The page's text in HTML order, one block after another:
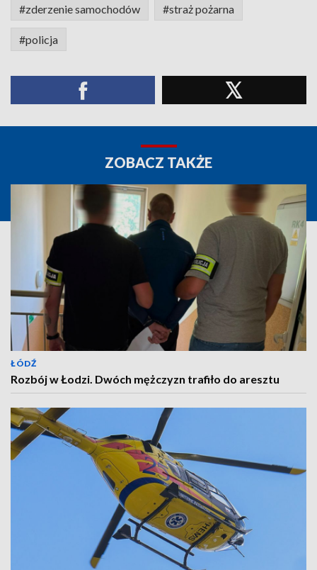
#zderzenie samochodów #straż pożarna
#policja
ZOBACZ TAKŻE
ŁÓDŹ
Rozbój w Łodzi. Dwóch mężczyzn trafiło do aresztu